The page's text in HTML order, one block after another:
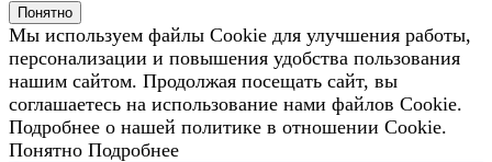
Понятно
Мы используем файлы Cookie для улучшения работы,
персонализации и повышения удобства пользования
нашим сайтом. Продолжая посещать сайт, вы
соглашаетесь на использование нами файлов Cookie.
Подробнее о нашей политике в отношении Cookie.
Понятно Подробнее